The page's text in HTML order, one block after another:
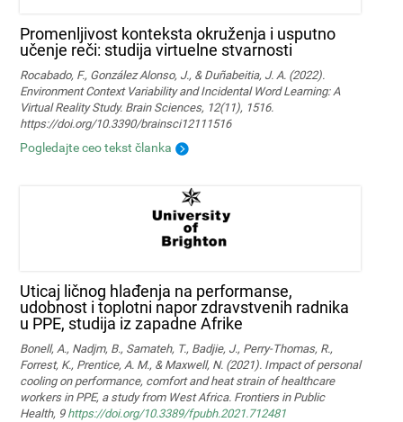
Promenljivost konteksta okruženja i usputno
učenje reči: studija virtuelne stvarnosti
Rocabado, F., González Alonso, J., & Duñabeitia, J. A. (2022).
Environment Context Variability and Incidental Word Learning: A
Virtual Reality Study. Brain Sciences, 12(11), 1516.
https://doi.org/10.3390/brainsci12111516
Pogledajte ceo tekst članka
Uticaj ličnog hlađenja na performanse,
udobnost i toplotni napor zdravstvenih radnika
u PPE, studija iz zapadne Afrike
Bonell, A., Nadjm, B., Samateh, T., Badjie, J., Perry-Thomas, R.,
Forrest, K., Prentice, A. M., & Maxwell, N. (2021). Impact of personal
cooling on performance, comfort and heat strain of healthcare
workers in PPE, a study from West Africa. Frontiers in Public
Health, 9 https://doi.org/10.3389/fpubh.2021.712481